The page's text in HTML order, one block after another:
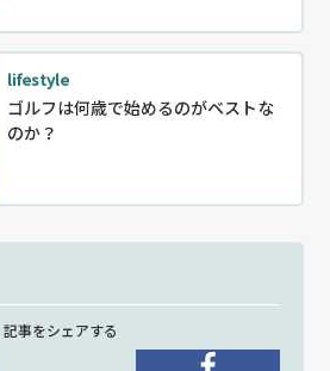
lifestyle
ゴルフは何歳で始めるのがベストな
のか？
記事をシェアする